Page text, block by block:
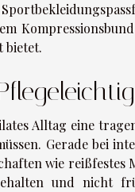
bietet.
Alltag eine
Gerade bei
wie
und nicht